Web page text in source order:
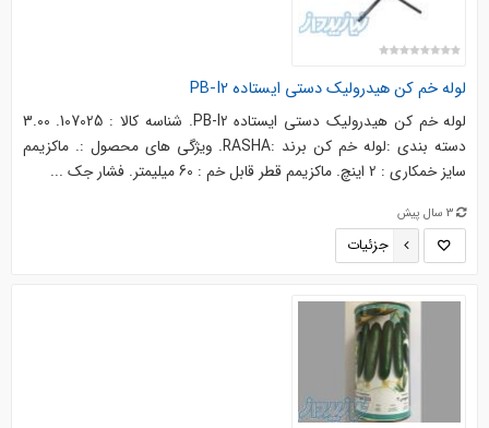
لوله خم کن هیدرولیک دستی ایستاده PB-I2
لوله خم کن هیدرولیک دستی ایستاده PB-I2. شناسه کالا : 107025. 3.00
دسته بندی :لوله خم کن برند :RASHA. ویژگی های محصول :. ماکزیمم
سایز خمکاری : 2 اینچ. ماکزیمم قطر قابل خم : 60 میلیمتر. فشار جک ...
3 سال پیش
جزئیات